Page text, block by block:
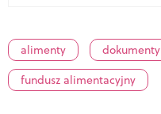
alimenty dokumenty
fundusz alimentacyjny